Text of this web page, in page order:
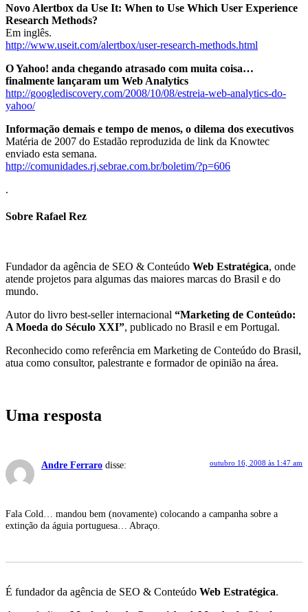
Novo Alertbox da Use It: When to Use Which User Experience
Research Methods?
Em inglês.
http://www.useit.com/alertbox/user-research-methods.html
O Yahoo! anda chegando atrasado com muita coisa…
finalmente lançaram um Web Analytics
http://googlediscovery.com/2008/10/08/estreia-web-analytics-do-
yahoo/
Informação demais e tempo de menos, o dilema dos executivos
Matéria de 2007 do Estadão reproduzida de link da Knowtec
enviado esta semana.
http://comunidades.rj.sebrae.com.br/boletim/?p=606
.
Sobre Rafael Rez
Fundador da agência de SEO & Conteúdo Web Estratégica, onde
atende projetos para algumas das maiores marcas do Brasil e do
mundo.
Autor do livro best-seller internacional “Marketing de Conteúdo:
A Moeda do Século XXI”, publicado no Brasil e em Portugal.
Reconhecido como referência em Marketing de Conteúdo do Brasil,
atua como consultor, palestrante e formador de opinião na área.
Uma resposta
Andre Ferraro disse: outubro 16, 2008 às 1:47 am
Fala Cold… mandou bem (novamente) colocando a campanha sobre a
extinção da águia portuguesa… Abraço.
É fundador da agência de SEO & Conteúdo Web Estratégica.